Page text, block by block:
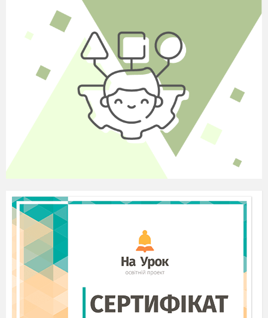
Наступний ребус нам допоможе визначити регіон, в
якому жили козаки. (Запоріжжя)
Чому козаки називаються запорізькими?
Що приваблювало козаків в цих землях? (родючі
землі і багатства краю)
Карта с. 49
З якою державою на півдні межували козацькі
землі? (кримське ханство)
Життя було повне небезпек, тому потрібно
захищатись – будувати украплення – січі.
С.76 - 77 – Хто? Де? Коли спорудив перше Січ?